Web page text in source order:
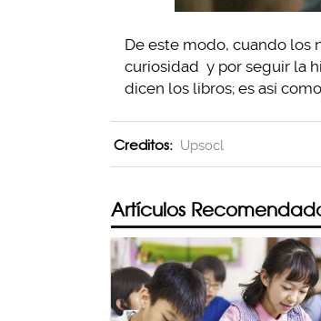
De este modo, cuando los
curiosidad y por seguir la
dicen los libros; es así
Creditos: Upsocl
Artículos